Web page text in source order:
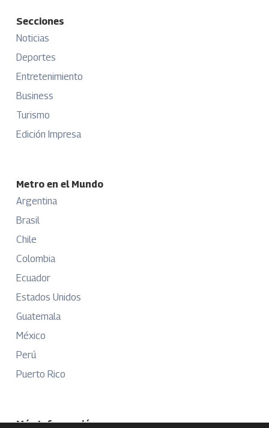
Secciones
Noticias
Deportes
Entretenimiento
Business
Turismo
Edición Impresa
Metro en el Mundo
Argentina
Brasil
Chile
Colombia
Ecuador
Estados Unidos
Guatemala
México
Perú
Puerto Rico
Más Información